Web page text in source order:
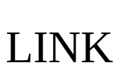
LINK